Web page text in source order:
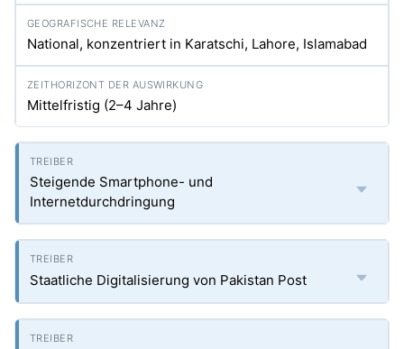
National, konzentriert in Karatschi, Lahore, Islamabad
Mittelfristig (2–4 Jahre)
Steigende Smartphone- und
Internetdurchdringung
Staatliche Digitalisierung von Pakistan Post